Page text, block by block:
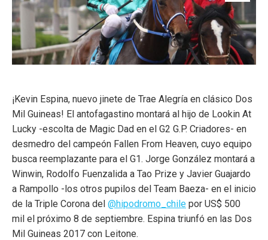
¡Kevin Espina, nuevo jinete de Trae Alegría en clásico Dos
Mil Guineas! El antofagastino montará al hijo de Lookin At
Lucky -escolta de Magic Dad en el G2 G.P. Criadores- en
desmedro del campeón Fallen From Heaven, cuyo equipo
busca reemplazante para el G1. Jorge González montará a
Winwin, Rodolfo Fuenzalida a Tao Prize y Javier Guajardo
a Rampollo -los otros pupilos del Team Baeza- en el inicio
de la Triple Corona del @hipodromo_chile por US$ 500
mil el próximo 8 de septiembre. Espina triunfó en las Dos
Mil Guineas 2017 con Leitone.